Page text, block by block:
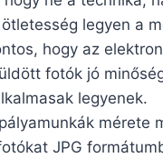
legyen a
hogy az
fotók jó
legyenek.
mérete
JPG